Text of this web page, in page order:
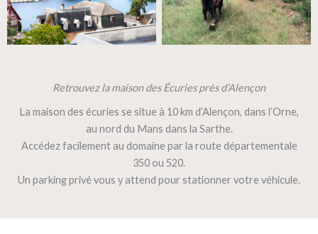
Retrouvez la maison des Écuries près d’Alençon
La maison des écuries se situe à 10 km d’Alençon, dans l’Orne,
au nord du Mans dans la Sarthe.
Accédez facilement au domaine par la route départementale
350 ou 520.
Un parking privé vous y attend pour stationner votre véhicule.